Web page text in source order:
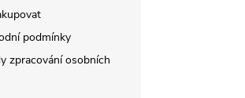
podmínky
zpracování osobních